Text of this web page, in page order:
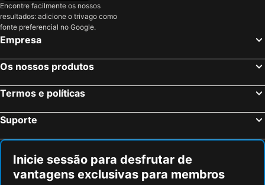
Avermes, Auvergne Hotéis
Montchanin, Borgonha Hotéis
Nice, Provença-Alpes-Costa Azul Hotéis
Estrasburgo, Alsácia Hotéis
Bordéus, Aquitânia Hotéis
Colmar, Alsácia Hotéis
Encontre facilmente os nossos
resultados: adicione o trivago como
fonte preferencial no Google.
Empresa
Os nossos produtos
Termos e políticas
Suporte
Inicie sessão para desfrutar de
vantagens exclusivas para membros